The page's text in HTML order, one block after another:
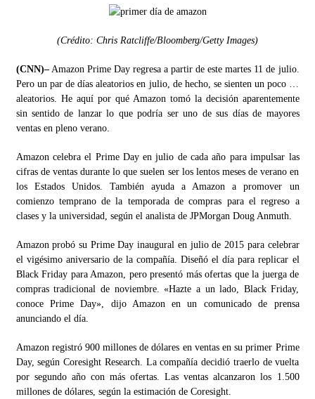
(Crédito: Chris Ratcliffe/Bloomberg/Getty Images)
(CNN)–Amazon Prime Day regresa a partir de este martes 11 de julio.
Pero un par de días aleatorios en julio, de hecho, se sienten un poco …
aleatorios. He aquí por qué Amazon tomó la decisión aparentemente
sin sentido de lanzar lo que podría ser uno de sus días de mayores
ventas en pleno verano.
Amazon celebra el Prime Day en julio de cada año para impulsar las
cifras de ventas durante lo que suelen ser los lentos meses de verano en
los Estados Unidos. También ayuda a Amazon a promover un
comienzo temprano de la temporada de compras para el regreso a
clases y la universidad, según el analista de JPMorgan Doug Anmuth.
Amazon probó su Prime Day inaugural en julio de 2015 para celebrar
el vigésimo aniversario de la compañía. Diseñó el día para replicar el
Black Friday para Amazon, pero presentó más ofertas que la juerga de
compras tradicional de noviembre. «Hazte a un lado, Black Friday,
conoce Prime Day», dijo Amazon en un comunicado de prensa
anunciando el día.
Amazon registró 900 millones de dólares en ventas en su primer Prime
Day, según Coresight Research. La compañía decidió traerlo de vuelta
por segundo año con más ofertas. Las ventas alcanzaron los 1.500
millones de dólares, según la estimación de Coresight.